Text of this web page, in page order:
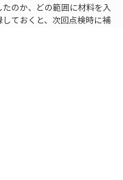
のか、どの範囲に材料を入
ておくと、次回点検時に補